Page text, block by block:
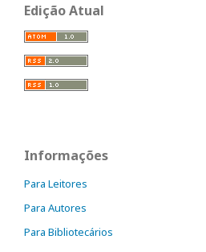
Edição Atual
Informações
Para Leitores
Para Autores
Para Bibliotecários